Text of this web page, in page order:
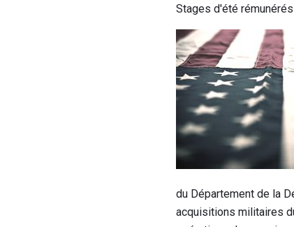
Stages d'été
du Département de la
acquisitions militaires